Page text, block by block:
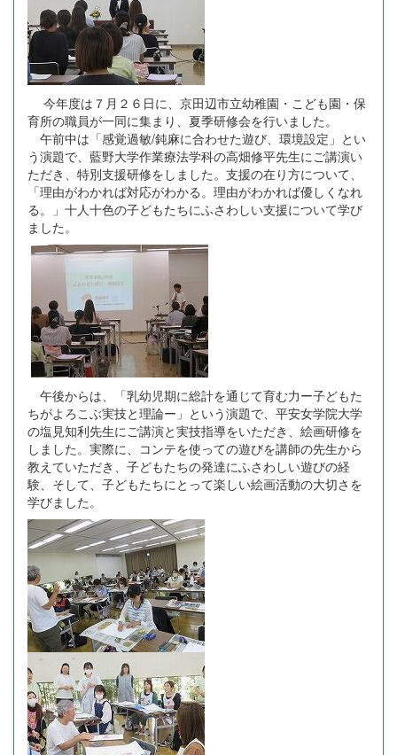
今年度は７月２６日に、京田辺市立幼稚園・こども園・保
育所の職員が一同に集まり、夏季研修会を行いました。
午前中は「感覚過敏/鈍麻に合わせた遊び、環境設定」とい
う演題で、藍野大学作業療法学科の高畑修平先生にご講演い
ただき、特別支援研修をしました。支援の在り方について、
「理由がわかれば対応がわかる。理由がわかれば優しくなれ
る。」十人十色の子どもたちにふさわしい支援について学び
ました。
午後からは、「乳幼児期に総計を通じて育む力ー子どもた
ちがよろこぶ実技と理論ー」という演題で、平安女学院大学
の塩見知利先生にご講演と実技指導をいただき、絵画研修を
しました。実際に、コンテを使っての遊びを講師の先生から
教えていただき、子どもたちの発達にふさわしい遊びの経
験、そして、子どもたちにとって楽しい絵画活動の大切さを
学びました。